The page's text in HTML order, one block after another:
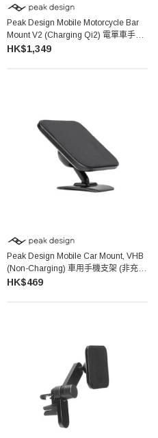
Peak Design Mobile Motorcycle Bar
Mount V2 (Charging Qi2) 電單車手機
車把支架 (充電版)
HK$1,349
Peak Design Mobile Car Mount, VHB
(Non-Charging) 車用手機支架 (非充電
款)
HK$469